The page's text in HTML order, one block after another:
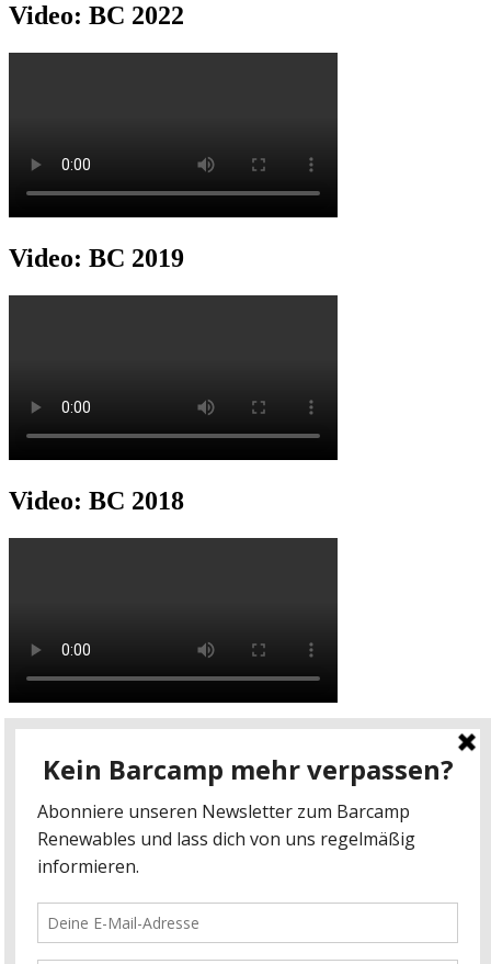
Video: BC 2022
Video: BC 2019
Video: BC 2018